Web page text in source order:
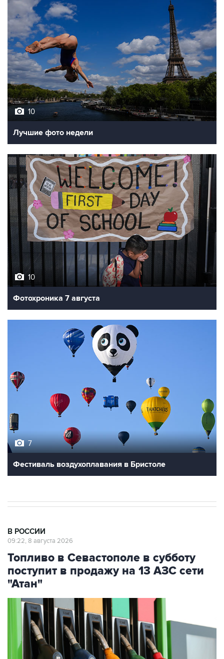
10
Лучшие фото недели
10
Фотохроника 7 августа
7
Фестиваль воздухоплавания в Бристоле
В РОССИИ
09:22, 8 августа 2026
Топливо в Севастополе в субботу
поступит в продажу на 13 АЗС сети
"Атан"